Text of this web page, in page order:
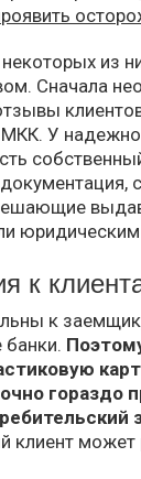
из
Сначала
У
к
к
гораздо
клиент может